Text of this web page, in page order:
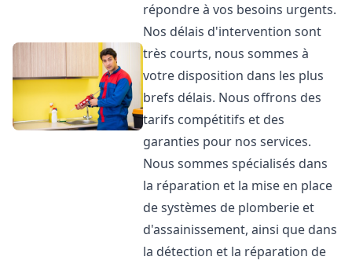
répondre à vos besoins urgents.
Nos délais d'intervention sont
très courts, nous sommes à
votre disposition dans les plus
brefs délais. Nous offrons des
tarifs compétitifs et des
garanties pour nos services.
Nous sommes spécialisés dans
la réparation et la mise en place
de systèmes de plomberie et
d'assainissement, ainsi que dans
la détection et la réparation de